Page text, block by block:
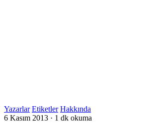
Yazarlar Etiketler Hakkında
6 Kasım 2013 · 1 dk okuma